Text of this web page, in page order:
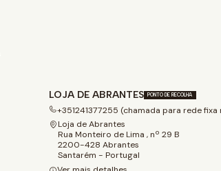
LOJA DE ABRANTES PONTO DE RECOLHA
+351241377255 (chamada para rede fixa
Loja de Abrantes
Rua Monteiro de Lima , nº 29 B
2200-428 Abrantes
Santarém - Portugal